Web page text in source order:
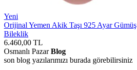
Yeni
Orijinal Yemen Akik Taşı 925 Ayar Gümüş
Bileklik
6.460,00 TL
Osmanlı PazarBlog
son blog yazılarımızı burada görebilirsiniz